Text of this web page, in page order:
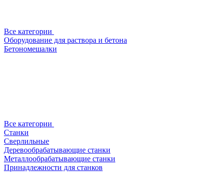
Все категории
Оборудование для раствора и бетона
Бетономешалки
Все категории
Станки
Сверлильные
Деревообрабатывающие станки
Металлообрабатывающие станки
Принадлежности для станков